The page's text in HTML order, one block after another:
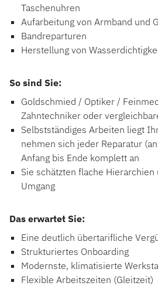
HOCHZEIT
ACCESSOIRES
Taschenuhren
Aufarbeitung von Armband und
Bandreparturen
Herstellung von
So sind Sie:
Goldschmied / Optiker /
Zahntechniker oder
Selbstständiges Arbeiten liegt
nehmen sich jeder Reparatur
Anfang bis Ende komplett an
Sie schätzten flache
Umgang
Das erwartet Sie:
Eine deutlich übertarifliche
Strukturiertes Onboarding
Modernste, klimatisierte
Flexible Arbeitszeiten (Gleitzeit)